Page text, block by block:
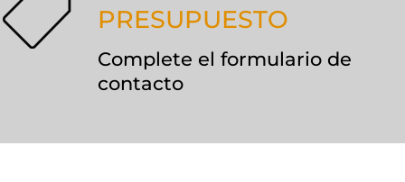
PRESUPUESTO
Complete el formulario de
contacto